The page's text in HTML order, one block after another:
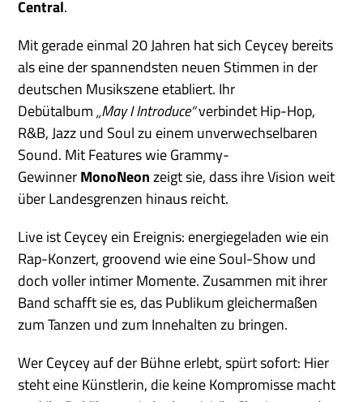
Central.
Mit gerade einmal 20 Jahren hat sich Ceycey bereits
als eine der spannendsten neuen Stimmen in der
deutschen Musikszene etabliert. Ihr
Debütalbum„May I Introduce“verbindet Hip-Hop,
R&B, Jazz und Soul zu einem unverwechselbaren
Sound. Mit Features wie Grammy-
GewinnerMonoNeonzeigt sie, dass ihre Vision weit
über Landesgrenzen hinaus reicht.
Live ist Ceycey ein Ereignis: energiegeladen wie ein
Rap-Konzert, groovend wie eine Soul-Show und
doch voller intimer Momente. Zusammen mit ihrer
Band schafft sie es, das Publikum gleichermaßen
zum Tanzen und zum Innehalten zu bringen.
Wer Ceycey auf der Bühne erlebt, spürt sofort: Hier
steht eine Künstlerin, die keine Kompromisse macht